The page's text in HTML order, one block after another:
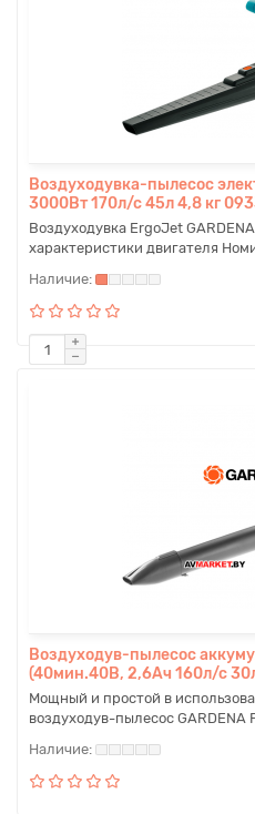
Воздуходувка-пылесос
3000Вт 170л/с 45л 4,8 кг
Воздуходувка ErgoJet
характеристики двигателя
Воздуходув-пылесос
(40мин.40В, 2,6Ач 160л/с
Мощный и простой в
воздуходув-пылесос